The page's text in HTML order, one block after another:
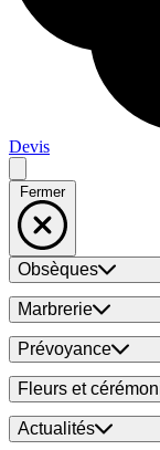
Devis
Fermer
Obsèques
Marbrerie
Prévoyance
Fleurs et
Actualités